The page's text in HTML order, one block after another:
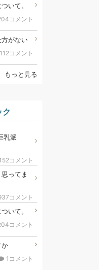
いて。
コメント
がない
112コメント
もっと見る
乳派
152コメント
ってま
コメント
いて。
コメント
か
1コメント